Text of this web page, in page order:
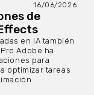
16/06/2026
de
en IA también
Adobe ha
para
optimizar tareas